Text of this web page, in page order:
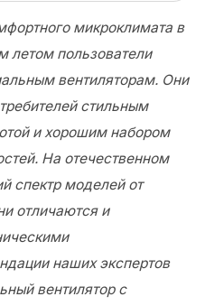
микроклимата в
летом пользователи
вентиляторам. Они
стильным
и хорошим набором
На отечественном
спектр моделей от
отличаются и
наших экспертов
вентилятор с